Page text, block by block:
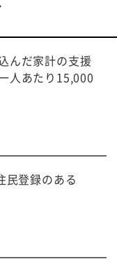
んだ家計の支援
人あたり15,000
民登録のある